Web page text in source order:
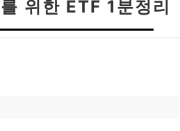
위한 ETF 1분정리